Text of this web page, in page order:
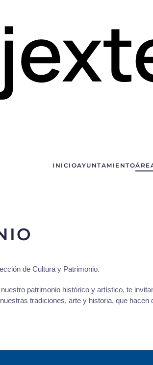
INICIOAYUNTAMIENTO
de Cultura y Patrimonio.
patrimonio histórico y artístico, te
tradiciones, arte y historia, que hacen